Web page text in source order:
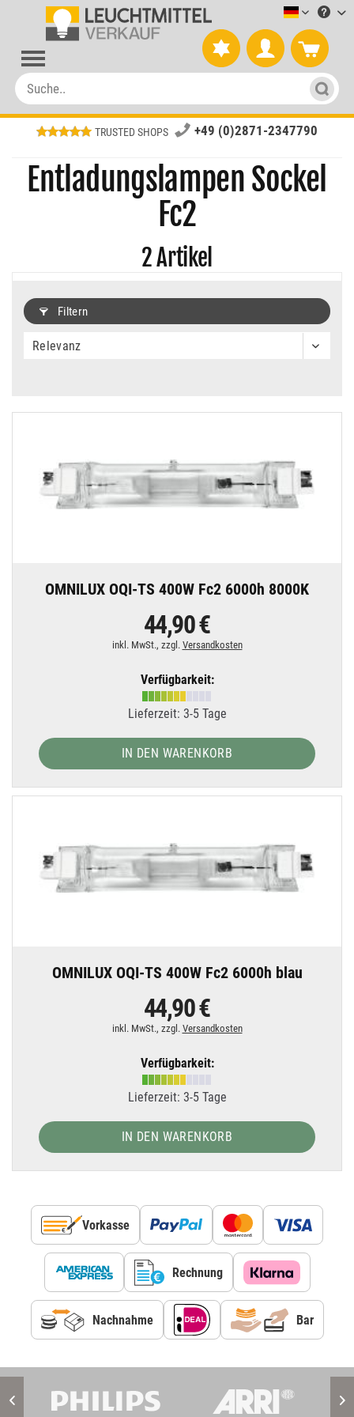
TRUSTED SHOPS +49 (0)2871-2347790
Entladungslampen Sockel
Fc2
2Artikel
Filtern
OMNILUX OQI-TS 400W Fc2 6000h 8000K
44,90 €
inkl. MwSt., zzgl. Versandkosten
Verfügbarkeit:
Lieferzeit: 3-5 Tage
IN DEN WARENKORB
OMNILUX OQI-TS 400W Fc2 6000h blau
44,90 €
inkl. MwSt., zzgl. Versandkosten
Verfügbarkeit:
Lieferzeit: 3-5 Tage
IN DEN WARENKORB
Vorkasse
Rechnung
Nachnahme Bar